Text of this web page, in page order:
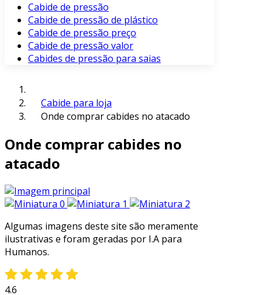
Cabide de pressão
Cabide de pressão de plástico
Cabide de pressão preço
Cabide de pressão valor
Cabides de pressão para saias
Cabide para loja
Onde comprar cabides no atacado
Onde comprar cabides no
atacado
Algumas imagens deste site são meramente
ilustrativas e foram geradas por I.A para
Humanos.
4.6